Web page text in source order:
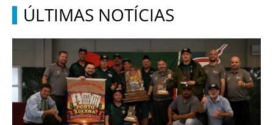
ÚLTIMAS NOTÍCIAS